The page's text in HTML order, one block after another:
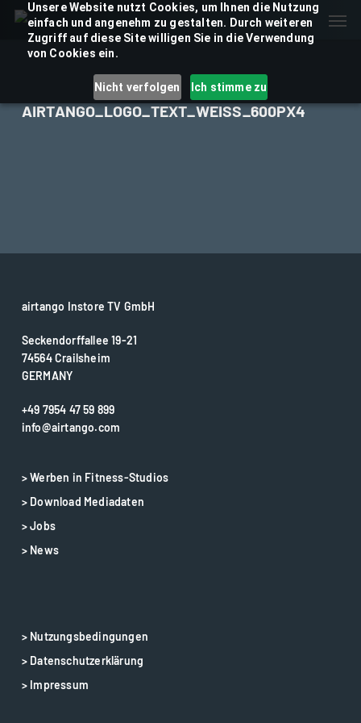
Unsere Website nutzt Cookies, um Ihnen die Nutzung
einfach und angenehm zu gestalten. Durch weiteren
Zugriff auf diese Site willigen Sie in die Verwendung
von Cookies ein.
Nicht verfolgen Ich stimme zu
Skip
content
AIRTANGO_LOGO_TEXT_WEISS_600PX4
airtango Instore TV GmbH
Seckendorffallee 19-21
74564 Crailsheim
GERMANY
+49 7954 47 59 899
info@airtango.com
> Werben in Fitness-Studios
> Download Mediadaten
> Jobs
> News
> Nutzungsbedingungen
> Datenschutzerklärung
> Impressum